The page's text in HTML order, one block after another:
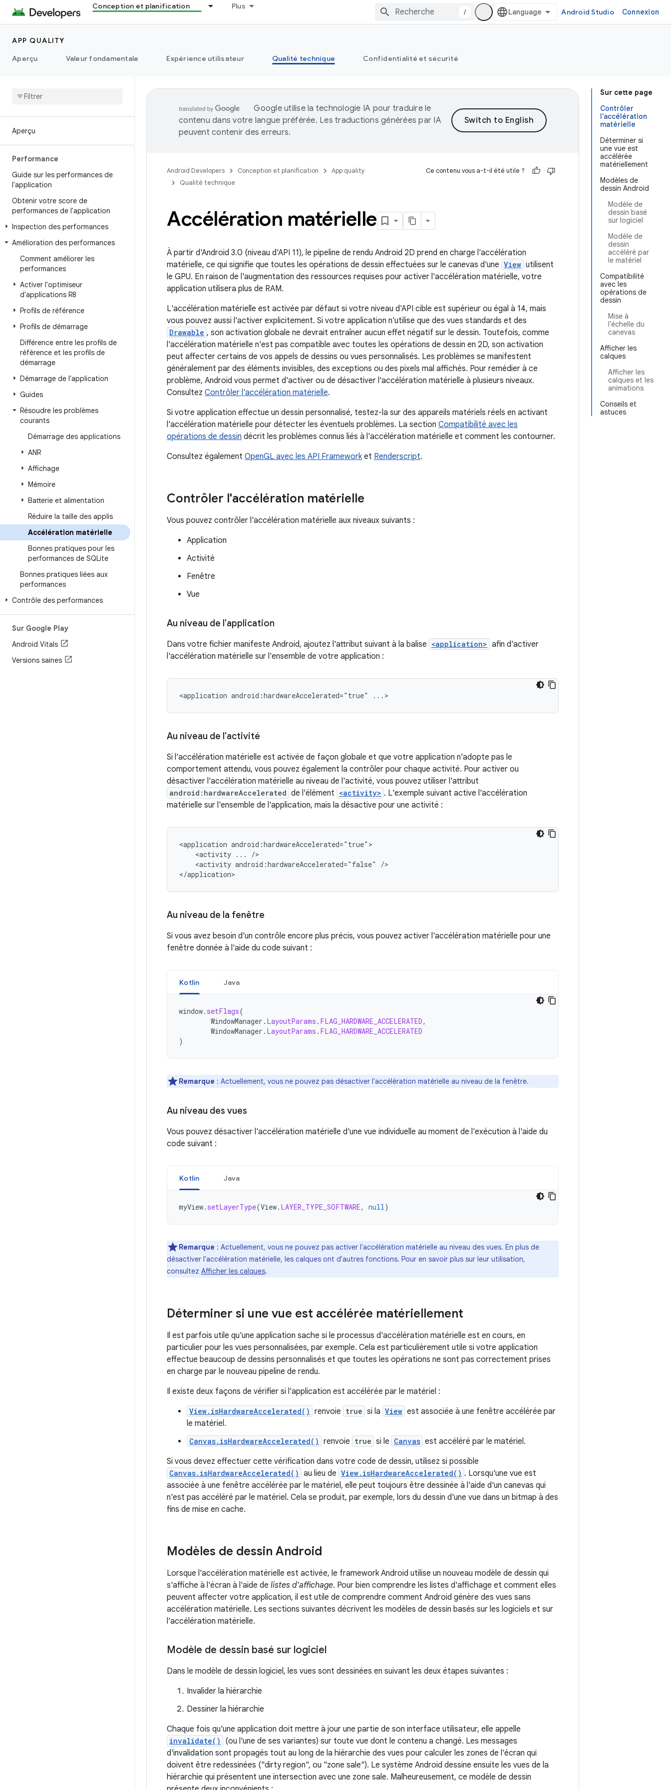
Conception et planification Plus
/ Android Studio Connexion
APP QUALITY
Aperçu
Valeur fondamentale Expérience utilisateur Qualité technique Confidentialité et sécurité
Aperçu
Performance
Guide sur les performances de
l'application
Obtenir votre score de
performances de l'application
Inspection des performances
Amélioration des performances
Comment améliorer les
performances
Activer l'optimiseur
d'applications R8
Profils de référence
Profils de démarrage
Différence entre les profils de
référence et les profils de
démarrage
Démarrage de l'application
Guides
Résoudre les problèmes
courants
Démarrage des applications
ANR
Affichage
Mémoire
Batterie et alimentation
Réduire la taille des applis
Accélération matérielle
Bonnes pratiques pour les
performances de SQLite
Bonnes pratiques liées aux
performances
Contrôle des performances
Sur Google Play
Android Vitals
Versions saines
Sur cette page
Contrôler
l'accélération
matérielle
Déterminer si
une vue est
accélérée
matériellement
Modèles de
dessin Android
Modèle de
dessin basé
sur logiciel
Modèle de
dessin
accéléré par
le matériel
Compatibilité
avec les
opérations de
dessin
Mise à
l'échelle du
canevas
Afficher les
calques
Afficher les
calques et les
animations
Conseils et
astuces
Google utilise la technologie IA pour traduire le
contenu dans votre langue préférée. Les traductions générées par IA
peuvent contenir des erreurs.
Android Developers Conception et planification
App quality
Qualité technique
Ce contenu vous a-t-il été utile ?
Accélération matérielle
À partir d'Android 3.0 (niveau d'API 11), le pipeline de rendu Android 2D prend en charge l'accélération
matérielle, ce qui signifie que toutes les opérations de dessin effectuées sur le canevas d'une View utilisent
le GPU. En raison de l'augmentation des ressources requises pour activer l'accélération matérielle, votre
application utilisera plus de RAM.
L'accélération matérielle est activée par défaut si votre niveau d'API cible est supérieur ou égal à 14, mais
vous pouvez aussi l'activer explicitement. Si votre application n'utilise que des vues standards et des
Drawable , son activation globale ne devrait entraîner aucun effet négatif sur le dessin. Toutefois, comme
l'accélération matérielle n'est pas compatible avec toutes les opérations de dessin en 2D, son activation
peut affecter certains de vos appels de dessins ou vues personnalisés. Les problèmes se manifestent
généralement par des éléments invisibles, des exceptions ou des pixels mal affichés. Pour remédier à ce
problème, Android vous permet d'activer ou de désactiver l'accélération matérielle à plusieurs niveaux.
Consultez Contrôler l'accélération matérielle.
Si votre application effectue un dessin personnalisé, testez-la sur des appareils matériels réels en activant
l'accélération matérielle pour détecter les éventuels problèmes. La section Compatibilité avec les
opérations de dessin décrit les problèmes connus liés à l'accélération matérielle et comment les contourner.
Consultez également OpenGL avec les API Frameworket Renderscript.
Contrôler l'accélération matérielle
Vous pouvez contrôler l'accélération matérielle aux niveaux suivants :
Application
Activité
Fenêtre
Vue
Au niveau de l'application
Dans votre fichier manifeste Android, ajoutez l'attribut suivant à la balise <application> afin d'activer
l'accélération matérielle sur l'ensemble de votre application :
<application android:hardwareAccelerated="true" ...>
Au niveau de l'activité
Si l'accélération matérielle est activée de façon globale et que votre application n'adopte pas le
comportement attendu, vous pouvez également la contrôler pour chaque activité. Pour activer ou
désactiver l'accélération matérielle au niveau de l'activité, vous pouvez utiliser l'attribut
android:hardwareAccelerated de l'élément <activity> . L'exemple suivant active l'accélération
matérielle sur l'ensemble de l'application, mais la désactive pour une activité :
<application
<activity ...
<activity android:hardwareAccelerated="false"
/>
</application>
Au niveau de la fenêtre
Si vous avez besoin d'un contrôle encore plus précis, vous pouvez activer l'accélération matérielle pour une
fenêtre donnée à l'aide du code suivant :
Kotlin Java
window. setFlags(
WindowManager . LayoutParams . FLAG_HARDWARE_ACCELERATED,
WindowManager . LayoutParams . FLAG_HARDWARE_ACCELERATED
)
Remarque : Actuellement, vous ne pouvez pas désactiver l'accélération matérielle au niveau de la fenêtre.
Au niveau des vues
Vous pouvez désactiver l'accélération matérielle d'une vue individuelle au moment de l'exécution à l'aide du
code suivant :
Kotlin Java
myView. setLayerType(View. LAYER_TYPE_SOFTWARE, null)
Remarque : Actuellement, vous ne pouvez pas activer l'accélération matérielle au niveau des vues. En plus de
désactiver l'accélération matérielle, les calques ont d'autres fonctions. Pour en savoir plus sur leur utilisation,
consultez Afficher les calques.
Déterminer si une vue est accélérée matériellement
Il est parfois utile qu'une application sache si le processus d'accélération matérielle est en cours, en
particulier pour les vues personnalisées, par exemple. Cela est particulièrement utile si votre application
effectue beaucoup de dessins personnalisés et que toutes les opérations ne sont pas correctement prises
en charge par le nouveau pipeline de rendu.
Il existe deux façons de vérifier si l'application est accélérée par le matériel :
View.isHardwareAccelerated() renvoie true si la View est associée à une fenêtre accélérée par
le matériel.
Canvas.isHardwareAccelerated() renvoie true si le Canvas est accéléré par le matériel.
Si vous devez effectuer cette vérification dans votre code de dessin, utilisez si possible
Canvas.isHardwareAccelerated() au lieu de View.isHardwareAccelerated() . Lorsqu'une vue est
associée à une fenêtre accélérée par le matériel, elle peut toujours être dessinée à l'aide d'un canevas qui
n'est pas accéléré par le matériel. Cela se produit, par exemple, lors du dessin d'une vue dans un bitmap à des
fins de mise en cache.
Modèles de dessin Android
Lorsque l'accélération matérielle est activée, le framework Android utilise un nouveau modèle de dessin qui
s'affiche à l'écran à l'aide de listes d'affichage. Pour bien comprendre les listes d'affichage et comment elles
peuvent affecter votre application, il est utile de comprendre comment Android génère des vues sans
accélération matérielle. Les sections suivantes décrivent les modèles de dessin basés sur les logiciels et sur
l'accélération matérielle.
Modèle de dessin basé sur logiciel
Dans le modèle de dessin logiciel, les vues sont dessinées en suivant les deux étapes suivantes :
Invalider la hiérarchie
Dessiner la hiérarchie
Chaque fois qu'une application doit mettre à jour une partie de son interface utilisateur, elle appelle
invalidate()
(ou l'une de ses variantes) sur toute vue dont le contenu a changé. Les messages
d'invalidation sont propagés tout au long de la hiérarchie des vues pour calculer les zones de l'écran qui
doivent être redessinées ("dirty region", ou "zone sale"). Le système Android dessine ensuite les vues de la
hiérarchie qui présentent une intersection avec une zone sale. Malheureusement, ce modèle de dessin